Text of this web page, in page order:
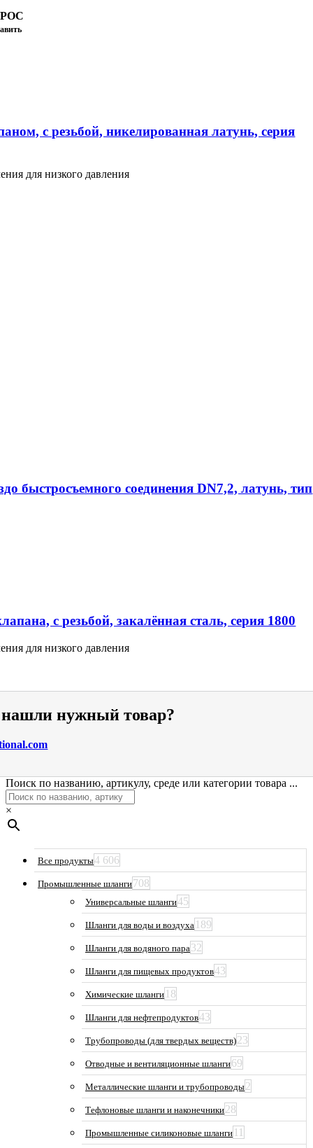
с резьбой, никелированная латунь, серия
для низкого давления
быстросъемного соединения DN7,2, латунь, тип
с резьбой, закалённая сталь, серия 1800
для низкого давления
нужный товар?
Поиск по названию, артикулу, среде или категории товара ...
×
Все продукты4 606
Промышленные шланги708
Универсальные шланги45
Шланги для воды и воздуха 189
Шланги для водяного пара 32
Шланги для пищевых продуктов43
Химические шланги 18
Шланги для нефтепродуктов43
Трубопроводы (для твердых веществ)23
Отводные и вентиляционные шланги69
Металлические шланги и трубопроводы2
Тефлоновые шланги и наконечники28
Промышленные силиконовые шланги 11